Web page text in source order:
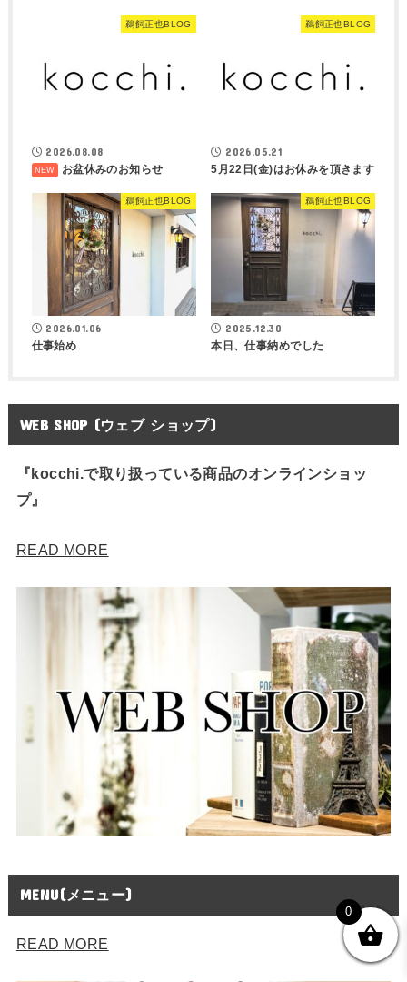
鵜飼正也BLOG
2026.08.08
お盆休みのお知らせ
鵜飼正也BLOG
2026.05.21
5月22日(金)はお休みを頂きます
鵜飼正也BLOG
2026.01.06
仕事始め
鵜飼正也BLOG
2025.12.30
本日、仕事納めでした
WEB SHOP (ウェブ ショップ)
『kocchi.で取り扱っている商品のオンラインショッ
プ』
READ MORE
MENU(メニュー)
READ MORE
0